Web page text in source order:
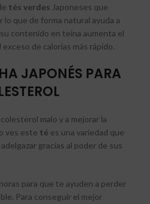
tés verdes Japoneses que
que de forma natural ayuda a
contenido en teína aumenta el
de calorías más rápido.
JAPONÉS PARA
malo y a mejorar la
ves este té es una variedad que
gracias al poder de sus
para que te ayuden a perder
Para conseguir el mejor